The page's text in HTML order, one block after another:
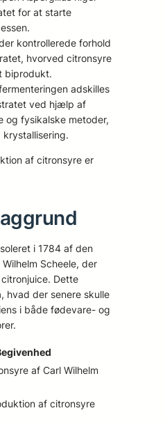
for at starte
kontrollerede forhold
hvorved citronsyre
biprodukt.
adskilles
ved hjælp af
og fysikalske metoder,
krystallisering.
af citronsyre er
i 1784 af den
Scheele, der
Dette
hvad der senere skulle
i både fødevare- og
af Carl Wilhelm
af citronsyre